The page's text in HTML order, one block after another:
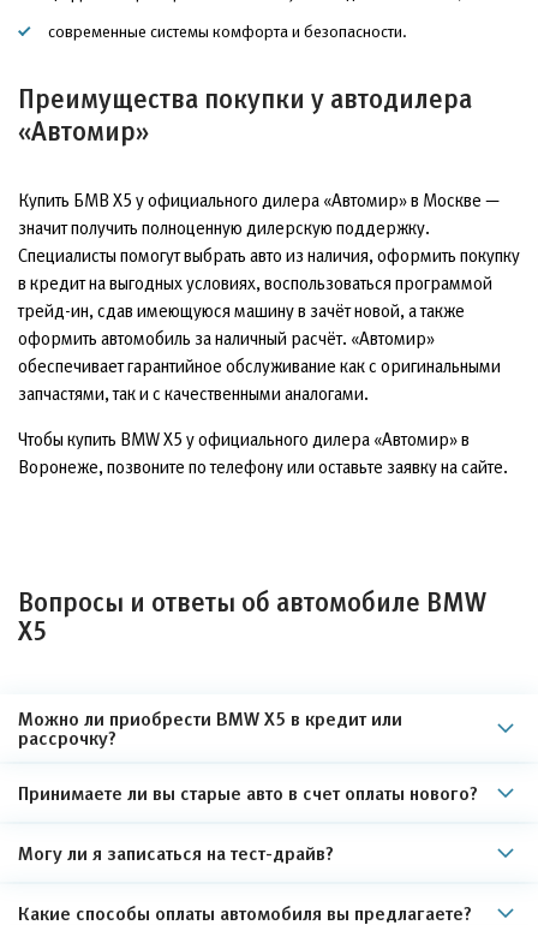
современные системы комфорта и безопасности.
Преимущества покупки у автодилера
«Автомир»
Купить БМВ Х5 у официального дилера «Автомир» в Москве —
значит получить полноценную дилерскую поддержку.
Специалисты помогут выбрать авто из наличия, оформить покупку
в кредит на выгодных условиях, воспользоваться программой
трейд-ин, сдав имеющуюся машину в зачёт новой, а также
оформить автомобиль за наличный расчёт. «Автомир»
обеспечивает гарантийное обслуживание как с оригинальными
запчастями, так и с качественными аналогами.
Чтобы купить BMW X5 у официального дилера «Автомир» в
Воронеже, позвоните по телефону или оставьте заявку на сайте.
Вопросы и ответы об автомобиле BMW
X5
Можно ли приобрести BMW X5 в кредит или
рассрочку?
Принимаете ли вы старые авто в счет оплаты нового?
Могу ли я записаться на тест-драйв?
Какие способы оплаты автомобиля вы предлагаете?